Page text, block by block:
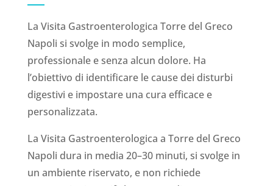
La Visita Gastroenterologica Torre del Greco
Napoli si svolge in modo semplice,
professionale e senza alcun dolore. Ha
l’obiettivo di identificare le cause dei disturbi
digestivi e impostare una cura efficace e
personalizzata.
La Visita Gastroenterologica a Torre del Greco
Napoli dura in media 20–30 minuti, si svolge in
un ambiente riservato, e non richiede